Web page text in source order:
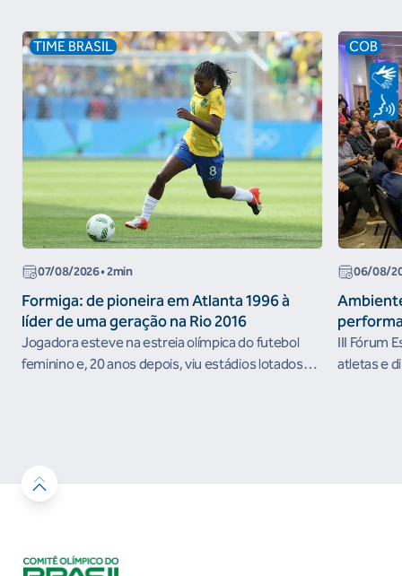
TIME BRASIL
07/08/2026• 2min
Formiga: de pioneira em Atlanta 1996 à
líder de uma geração na Rio 2016
Jogadora esteve na estreia olímpica do futebol
feminino e, 20 anos depois, viu estádios lotados
COB
06/08/
III Fórum
atletas e